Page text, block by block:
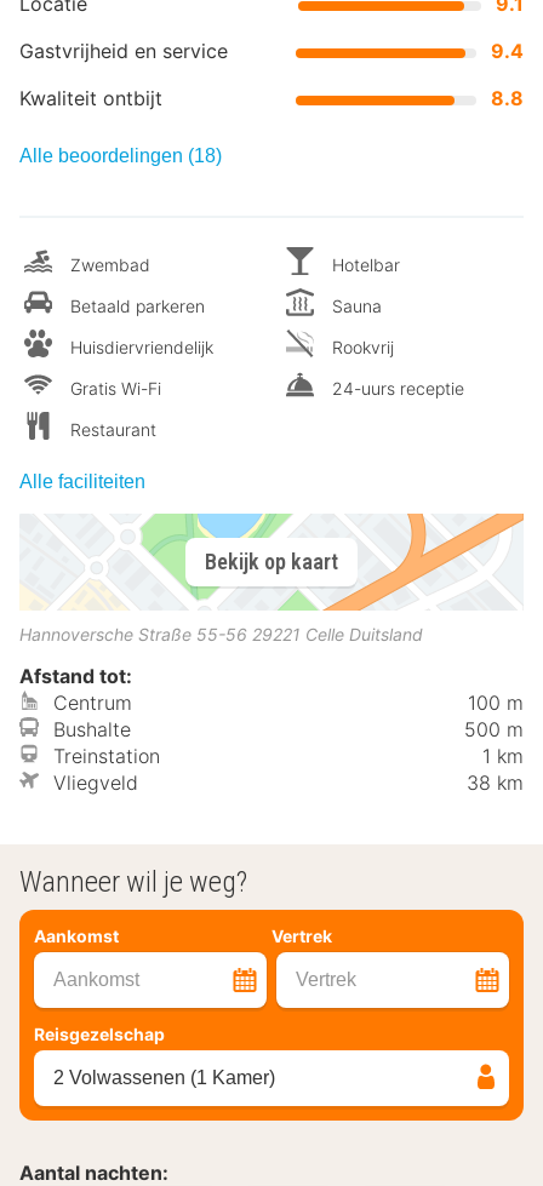
Gastvrijheid en service
9.4
Kwaliteit ontbijt
8.8
Alle beoordelingen (18)
Zwembad
Betaald parkeren
Huisdiervriendelijk
Gratis Wi-Fi
Restaurant
Hotelbar
Sauna
Rookvrij
24-uurs receptie
Alle faciliteiten
Bekijk op kaart
Hannoversche Straße 55-56 29221 Celle Duitsland
Afstand tot:
Centrum
100 m
Bushalte
500 m
Treinstation
1 km
Vliegveld
38 km
Wanneer wil je weg?
Aankomst Vertrek
Aankomst Vertrek
Reisgezelschap
2 Volwassenen (1 Kamer)
Aantal nachten: